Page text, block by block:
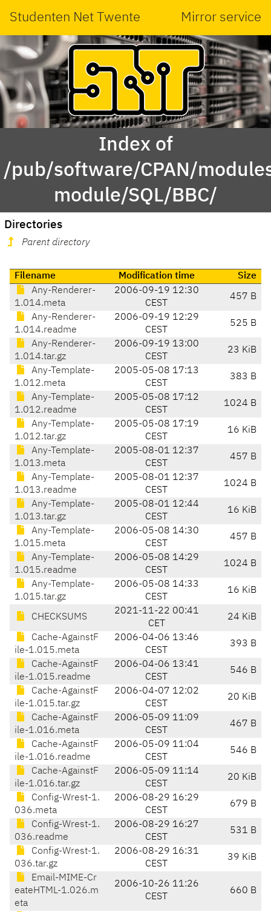
Studenten Net Twente Mirror service
Index of
/pub/software/CPAN/
module/SQL/BBC/
Directories
Parent directory
Filename Modification time
Size
Any-Renderer-
1.014.meta
2006-09-19 12:30
CEST
457 B
Any-Renderer-
1.014.readme
2006-09-19 12:29
CEST
525 B
Any-Renderer-
1.014.tar.gz
2006-09-19 13:00
CEST
23 KiB
Any-Template-
1.012.meta
2005-05-08 17:13
CEST
383 B
Any-Template-
1.012.readme
2005-05-08 17:12
CEST
1024 B
Any-Template-
1.012.tar.gz
2005-05-08 17:19
CEST
16 KiB
Any-Template-
1.013.meta
2005-08-01 12:37
CEST
457 B
Any-Template-
1.013.readme
2005-08-01 12:37
CEST
1024 B
Any-Template-
1.013.tar.gz
2005-08-01 12:44
CEST
16 KiB
Any-Template-
1.015.meta
2006-05-08 14:30
CEST
457 B
Any-Template-
1.015.readme
2006-05-08 14:29
CEST
1024 B
Any-Template-
1.015.tar.gz
2006-05-08 14:33
CEST
16 KiB
CHECKSUMS
2021-11-22 00:41
CET
24 KiB
Cache-AgainstF
ile-1.015.meta
2006-04-06 13:46
CEST
393 B
Cache-AgainstF
ile-1.015.readme
2006-04-06 13:41
CEST
546 B
Cache-AgainstF
ile-1.015.tar.gz
2006-04-07 12:02
CEST
20 KiB
Cache-AgainstF
ile-1.016.meta
2006-05-09 11:09
CEST
467 B
Cache-AgainstF
ile-1.016.readme
2006-05-09 11:04
CEST
546 B
Cache-AgainstF
ile-1.016.tar.gz
2006-05-09 11:14
CEST
20 KiB
Config-Wrest-1.
036.meta
2006-08-29 16:29
CEST
679 B
Config-Wrest-1.
036.readme
2006-08-29 16:27
CEST
531 B
Config-Wrest-1.
036.tar.gz
2006-08-29 16:31
CEST
39 KiB
Email-MIME-Cr
eateHTML-1.026.m
eta
2006-10-26 11:26
CEST
660 B